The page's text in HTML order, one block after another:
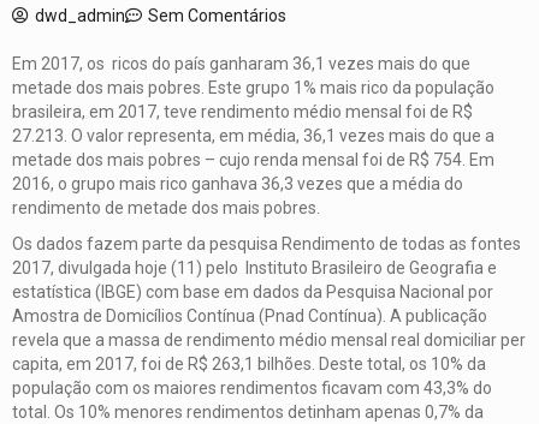
dwd_admin Sem Comentários
Em 2017, os ricos do país ganharam 36,1 vezes mais do que
metade dos mais pobres. Este grupo 1% mais rico da população
brasileira, em 2017, teve rendimento médio mensal foi de R$
27.213. O valor representa, em média, 36,1 vezes mais do que a
metade dos mais pobres – cujo renda mensal foi de R$ 754. Em
2016, o grupo mais rico ganhava 36,3 vezes que a média do
rendimento de metade dos mais pobres.
Os dados fazem parte da pesquisa Rendimento de todas as fontes
2017, divulgada hoje (11) pelo Instituto Brasileiro de Geografia e
estatística (IBGE) com base em dados da Pesquisa Nacional por
Amostra de Domicílios Contínua (Pnad Contínua). A publicação
revela que a massa de rendimento médio mensal real domiciliar per
capita, em 2017, foi de R$ 263,1 bilhões. Deste total, os 10% da
população com os maiores rendimentos ficavam com 43,3% do
total. Os 10% menores rendimentos detinham apenas 0,7% da